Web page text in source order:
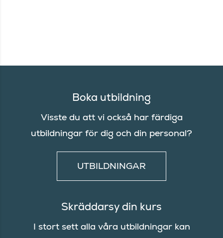
Boka utbildning
Visste du att vi också har färdiga
utbildningar för dig och din personal?
UTBILDNINGAR
Skräddarsy din kurs
I stort sett alla våra utbildningar kan